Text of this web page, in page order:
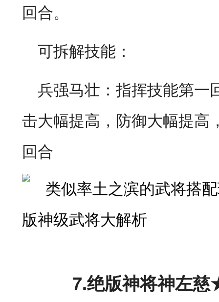
回合。
可拆解技能：
兵强马壮：指挥技能第一
击大幅提高，防御大幅提高
回合
7.绝版神将神